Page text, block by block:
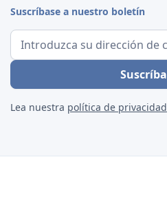
Suscríbase a nuestro boletín
Lea nuestra política de privacidad